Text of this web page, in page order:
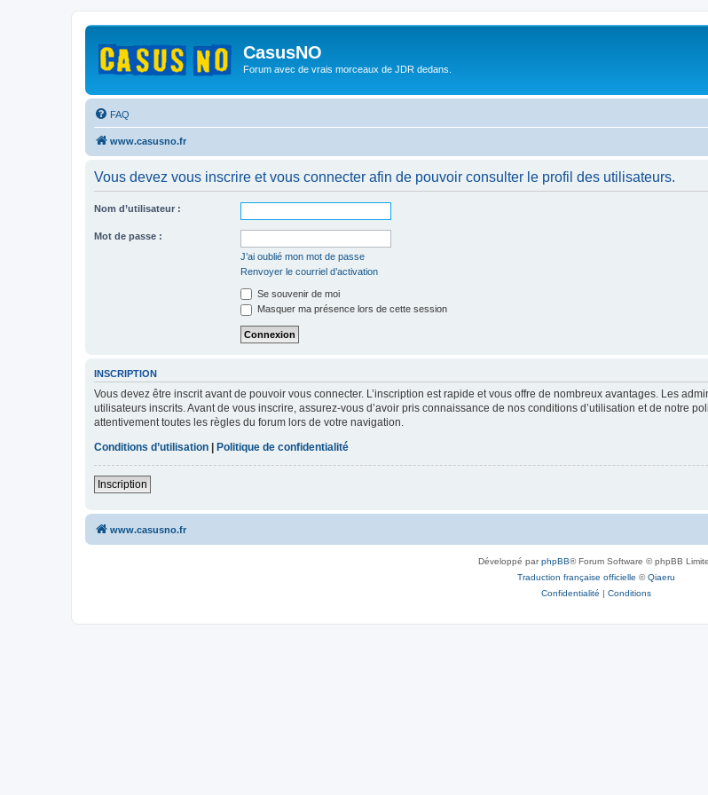
CasusNO
Forum avec de vrais morceaux de JDR dedans.
FAQ
www.casusno.fr
Vous devez vous inscrire et vous connecter afin de pouvoir consulter le profil des utilisateurs.
Nom d’utilisateur :
Mot de passe :
J’ai oublié mon mot de passe
Renvoyer le courriel d’activation
Se souvenir de moi
Masquer ma présence lors de cette session
INSCRIPTION
Vous devez être inscrit avant de pouvoir vous connecter. L’inscription est rapide et vous offre de nombreux avantages. Les
utilisateurs inscrits. Avant de vous inscrire, assurez-vous d’avoir pris connaissance de nos conditions d’utilisation et de notre
attentivement toutes les règles du forum lors de votre navigation.
Conditions d’utilisation
Politique de confidentialité
Inscription
www.casusno.fr
Développé parphpBB® Forum Software © phpBB
Traduction française officielle ©Qiaeru
Confidentialité | Conditions